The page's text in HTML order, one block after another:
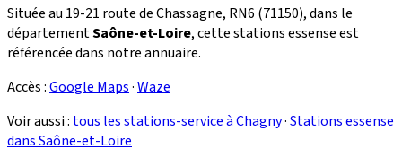
Située au 19-21 route de Chassagne, RN6 (71150), dans le
départementSaône-et-Loire, cette stations essense est
référencée dans notre annuaire.
Accès :Google Maps·Waze
Voir aussi : tous les stations-service à Chagny·Stations essense
dans Saône-et-Loire